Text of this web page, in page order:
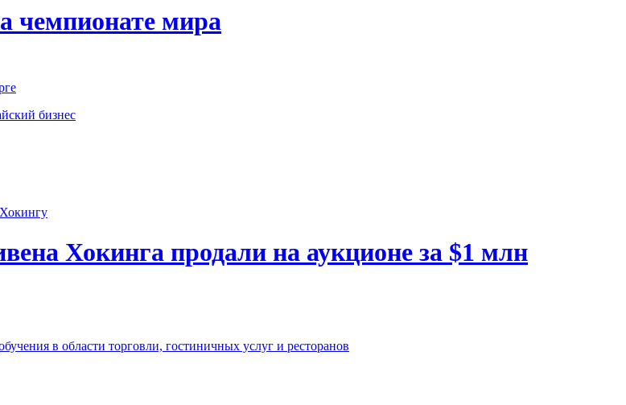
чемпионате мира
бизнес
Хокинга продали на аукционе за $1 млн
в области торговли, гостиничных услуг и ресторанов